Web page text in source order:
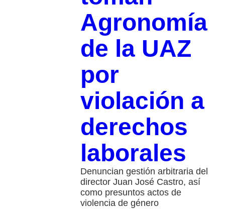
Agronomía
de la UAZ
por
violación a
derechos
laborales
Denuncian gestión arbitraria del
director Juan José Castro, así
como presuntos actos de
violencia de género